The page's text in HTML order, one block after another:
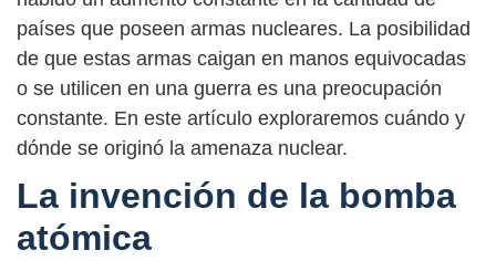
países que poseen armas nucleares. La posibilidad
de que estas armas caigan en manos equivocadas
o se utilicen en una guerra es una preocupación
constante. En este artículo exploraremos cuándo y
dónde se originó la amenaza nuclear.
La invención de la bomba
atómica